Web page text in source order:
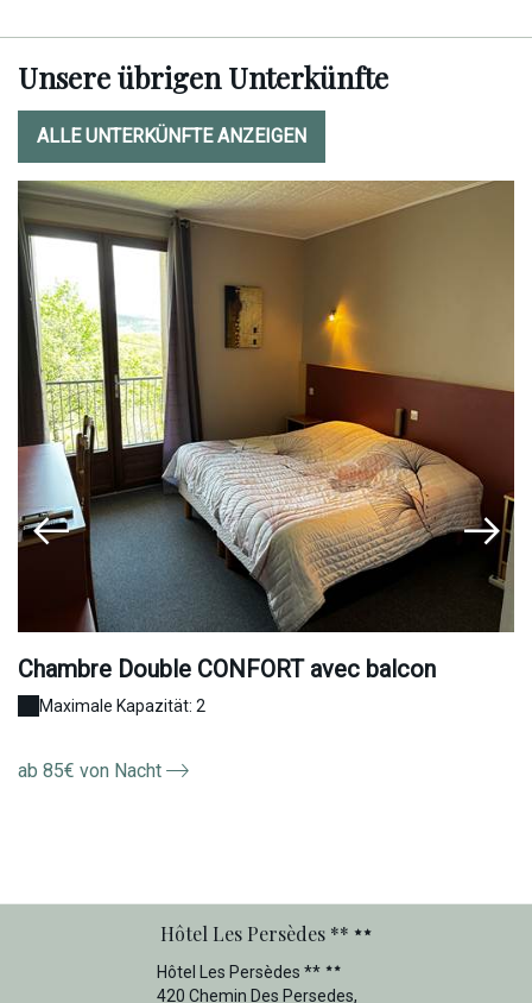
Unsere übrigen Unterkünfte
ALLE UNTERKÜNFTE ANZEIGEN
Chambre Double CONFORT avec balcon
Maximale Kapazität: 2
ab 85€ von Nacht
Hôtel Les Persèdes **
Hôtel Les Persèdes **
420 Chemin Des Persedes,